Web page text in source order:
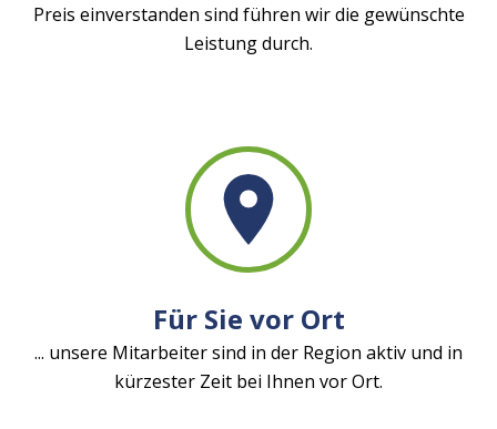
Preis einverstanden sind führen wir die gewünschte
Leistung durch.
Für Sie vor Ort
... unsere Mitarbeiter sind in der Region aktiv und in
kürzester Zeit bei Ihnen vor Ort.